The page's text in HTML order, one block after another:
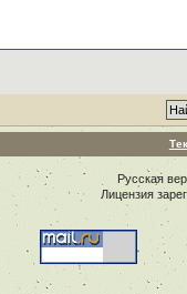
Русская
Лицензия